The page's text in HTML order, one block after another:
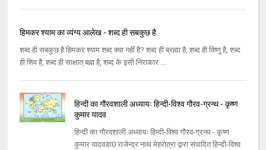
हिमकर श्याम का व्यंग्य आलेख - शब्द ही सबकुछ है
शब्द ही सबकुछ है हिमकर श्याम शब्द क्या नहीं है? शब्द ही ब्रह्मा है, शब्द ही विष्णु है, शब्द
ही शिव है, शब्द ही साक्षात् बह्म है, शब्द के इसी निराकार ...
हिन्दी का गौरवशाली अध्यायः हिन्दी-विश्व गौरव-ग्रन्थ - कृष्ण
कुमार यादव
हिन्दी का गौरवशाली अध्यायः हिन्दी-विश्व गौरव-ग्रन्थ - कृष्ण
कुमार यादवडा0 राजेन्द्र नाथ मेहरोत्रा द्वारा संपादित हिन्दी-विश्व